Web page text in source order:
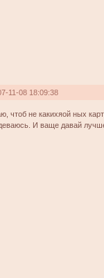
11-08 18:09:38
чтоб не какихяой ных
И ваще давай